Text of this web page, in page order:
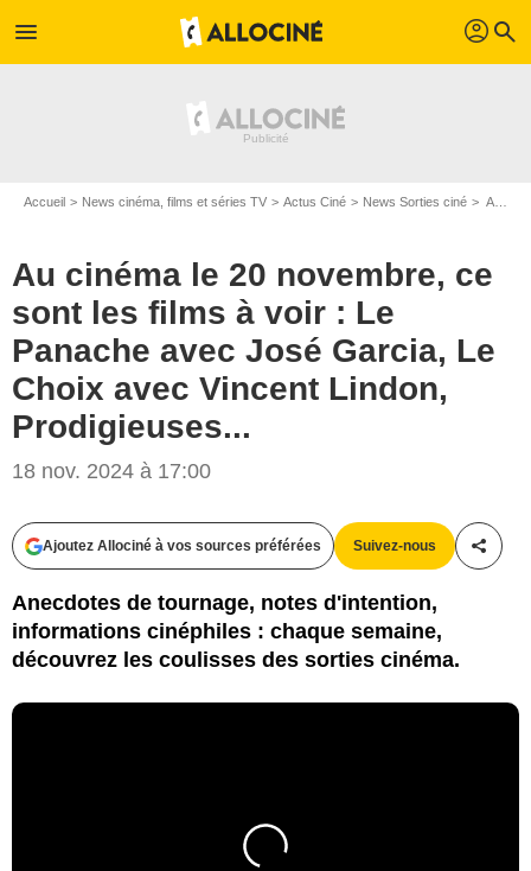
menu profil search
Accueil News cinéma, films et séries TV Actus Ciné News Sorties ciné Au cinéma le 20 novembre, ce sont les films à voir : Le Panache avec José Garcia, Le Choix avec Vincent Lindon, Prodigieuses...
Au cinéma le 20 novembre, ce
sont les films à voir : Le
Panache avec José Garcia, Le
Choix avec Vincent Lindon,
Prodigieuses...
18 nov. 2024 à 17:00
Ajoutez Allociné à vos sources préférées Suivez-nous
Anecdotes de tournage, notes d'intention,
informations cinéphiles : chaque semaine,
découvrez les coulisses des sorties cinéma.